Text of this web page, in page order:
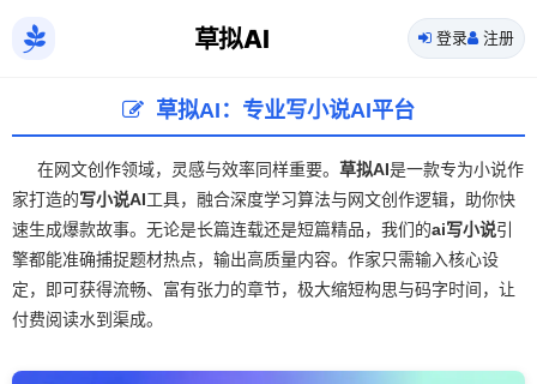
草拟AI 登录 注册
草拟AI：专业写小说AI平台
在网文创作领域，灵感与效率同样重要。 草拟AI是一款专为小说作
家打造的写小说AI工具，融合深度学习算法与网文创作逻辑，助你快
速生成爆款故事。无论是长篇连载还是短篇精品，我们的ai写小说引
擎都能准确捕捉题材热点，输出高质量内容。作家只需输入核心设
定，即可获得流畅、富有张力的章节，极大缩短构思与码字时间，让
付费阅读水到渠成。